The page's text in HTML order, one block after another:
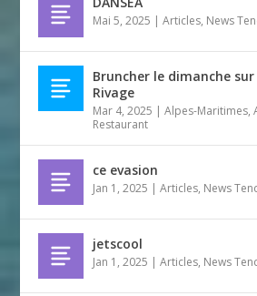
Mai 5, 2025 |Articles, News
Bruncher le dimanche
Rivage
Mar 4, 2025 |Alpes-Maritimes,
Restaurant
ce evasion
Jan 1, 2025 |Articles, News
jetscool
Jan 1, 2025 |Articles, News